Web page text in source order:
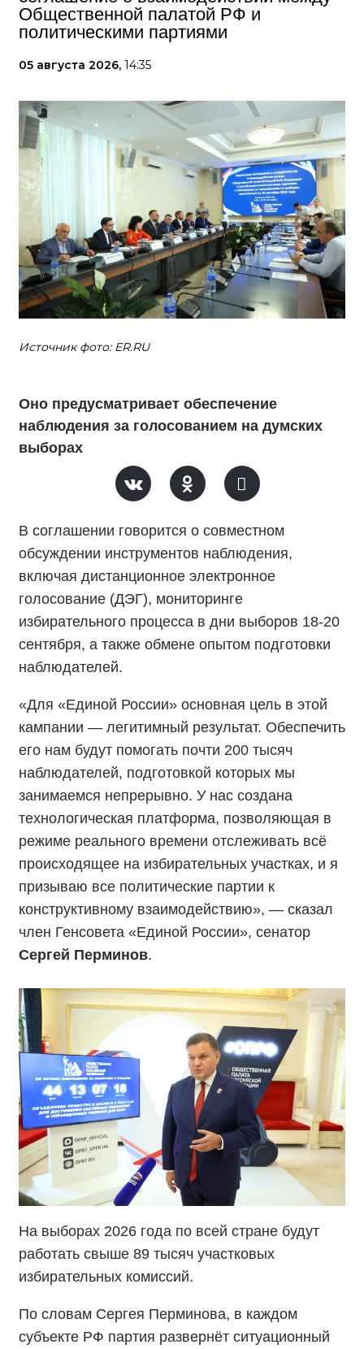
Общественной палатой РФ и
политическими партиями
05 августа 2026, 14:35
Источник фото: ER.RU
Оно предусматривает обеспечение
наблюдения за голосованием на думских
выборах
В соглашении говорится о совместном
обсуждении инструментов наблюдения,
включая дистанционное электронное
голосование (ДЭГ), мониторинге
избирательного процесса в дни выборов 18-20
сентября, а также обмене опытом подготовки
наблюдателей.
«Для «Единой России» основная цель в этой
кампании — легитимный результат. Обеспечить
его нам будут помогать почти 200 тысяч
наблюдателей, подготовкой которых мы
занимаемся непрерывно. У нас создана
технологическая платформа, позволяющая в
режиме реального времени отслеживать всё
происходящее на избирательных участках, и я
призываю все политические партии к
конструктивному взаимодействию», — сказал
член Генсовета «Единой России», сенатор
Сергей Перминов.
На выборах 2026 года по всей стране будут
работать свыше 89 тысяч участковых
избирательных комиссий.
По словам Сергея Перминова, в каждом
субъекте РФ партия развернёт ситуационный